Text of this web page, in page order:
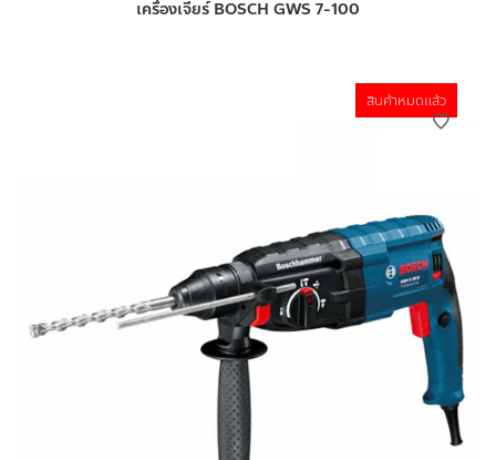
เครื่องเจียร์ BOSCH GWS 7-100
สินค้าหมดแล้ว